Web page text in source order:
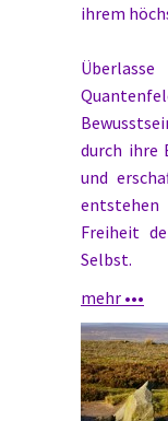
ihrem
durch ihre
und
Freiheit
Selbst.
mehr •••